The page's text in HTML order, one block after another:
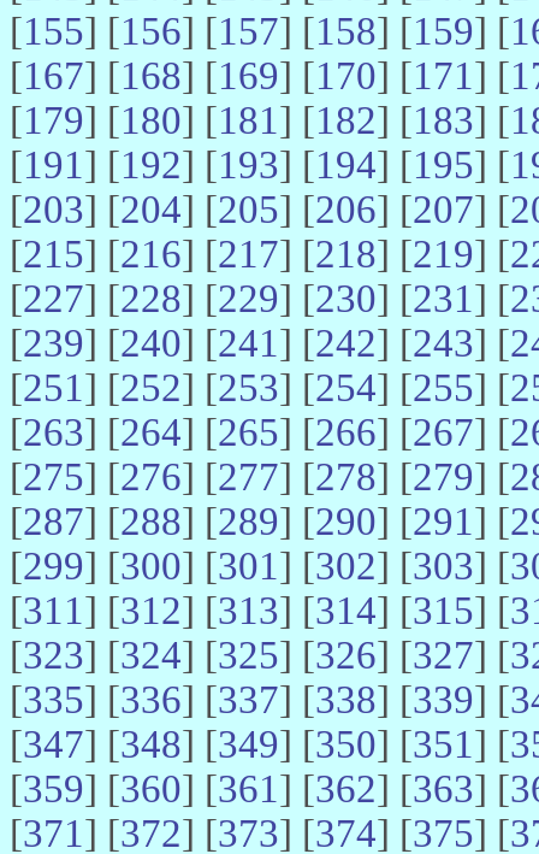
[155] [156] [157] [158] [159] [
[167] [168] [169] [170] [171] [
[179] [180] [181] [182] [183] [
[191] [192] [193] [194] [195] [
[203] [204] [205] [206] [207] [
[215] [216] [217] [218] [219] [
[227] [228] [229] [230] [231] [
[239] [240] [241] [242] [243] [
[251] [252] [253] [254] [255] [
[263] [264] [265] [266] [267] [
[275] [276] [277] [278] [279] [
[287] [288] [289] [290] [291] [
[299] [300] [301] [302] [303] [
[311] [312] [313] [314] [315] [
[323] [324] [325] [326] [327] [
[335] [336] [337] [338] [339] [
[347] [348] [349] [350] [351] [
[359] [360] [361] [362] [363] [
[371] [372] [373] [374] [375] [